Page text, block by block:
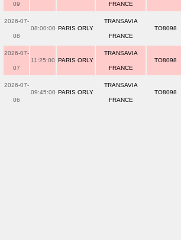
09 FRANCE
2026-07-
08
08:00:00 PARIS ORLY
TRANSAVIA
FRANCE
TO8098
2026-07-
07
11:25:00 PARIS ORLY
TRANSAVIA
FRANCE
TO8098
2026-07-
06
09:45:00 PARIS ORLY
TRANSAVIA
FRANCE
TO8098